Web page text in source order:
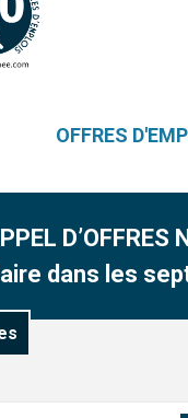
OFFRES
dans les